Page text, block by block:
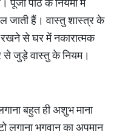
पूजा पाठ के नियमों में
जाती हैं। वास्तु शास्त्र के
से घर में नकारात्मक
से जुड़े वास्तु के नियम।
बहुत ही अशुभ माना
लगाना भगवान का अपमान